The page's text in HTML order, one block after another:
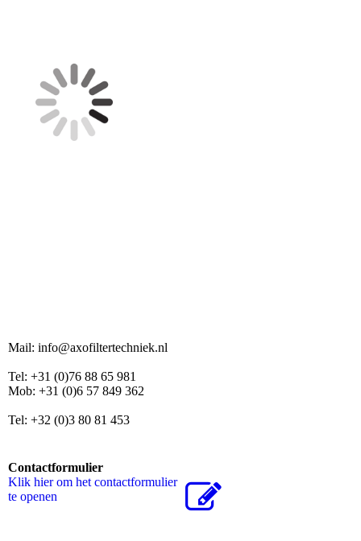
Mail: info@axofiltertechniek.nl
Tel: +31 (0)76 88 65 981
Mob: +31 (0)6 57 849 362
Tel: +32 (0)3 80 81 453
Contactformulier
Klik hier om het contactformulier
te openen